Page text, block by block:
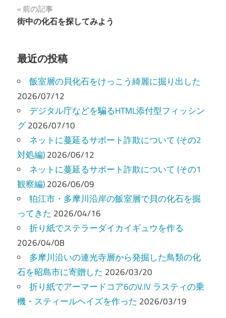
投
稿
ナ
ビ
ゲ
ー
シ
ョ
ン
前の記事
街中の化石を探してみよう
最近の投稿
飯室層の貝化石をけっこう綺麗に掘り出した
2026/07/12
デジタル庁などを騙るHTML添付型フィッシン
グ2026/07/10
ネットに蔓延るサポート詐欺について (その2
対処編)2026/06/12
ネットに蔓延るサポート詐欺について (その1
観察編)2026/06/09
狛江市・多摩川沿岸の飯室層で貝の化石を掘
ってきた 2026/04/16
折り紙でステラーダイカイギュウを作る
2026/04/08
多摩川沿いの連光寺層から発掘した鳥類の化
石を昭島市に寄贈した 2026/03/20
折り紙でアーマードコア6のV.IV ラスティの乗
機・スティールヘイズを作った 2026/03/19